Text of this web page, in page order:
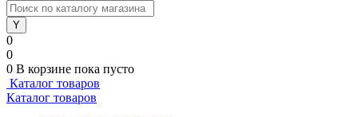
0
0
0 В корзине пока пусто
Каталог товаров
Каталог товаров